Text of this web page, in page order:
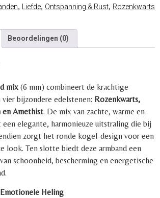
, Liefde, Ontspanning & Rust, Rozenkwarts
Beoordelingen (0)
mix (6 mm) combineert de krachtige
vier bijzondere edelstenen: Rozenkwarts,
en Amethist. De mix van zachte, warme en
elegante, harmonieuze uitstraling die bij
zorgt het ronde kogel-design voor een
look. Ten slotte biedt deze armband een
schoonheid, bescherming en energetische
Heling